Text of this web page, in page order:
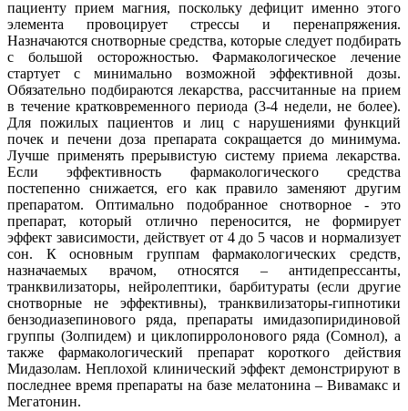
пациенту прием магния, поскольку дефицит именно этого
элемента провоцирует стрессы и перенапряжения.
Назначаются снотворные средства, которые следует подбирать
с большой осторожностью. Фармакологическое лечение
стартует с минимально возможной эффективной дозы.
Обязательно подбираются лекарства, рассчитанные на прием
в течение кратковременного периода (3-4 недели, не более).
Для пожилых пациентов и лиц с нарушениями функций
почек и печени доза препарата сокращается до минимума.
Лучше применять прерывистую систему приема лекарства.
Если эффективность фармакологического средства
постепенно снижается, его как правило заменяют другим
препаратом. Оптимально подобранное снотворное - это
препарат, который отлично переносится, не формирует
эффект зависимости, действует от 4 до 5 часов и нормализует
сон. К основным группам фармакологических средств,
назначаемых врачом, относятся – антидепрессанты,
транквилизаторы, нейролептики, барбитураты (если другие
снотворные не эффективны), транквилизаторы-гипнотики
бензодиазепинового ряда, препараты имидазопиридиновой
группы (Золпидем) и циклопирролонового ряда (Сомнол), а
также фармакологический препарат короткого действия
Мидазолам. Неплохой клинический эффект демонстрируют в
последнее время препараты на базе мелатонина – Вивамакс и
Мегатонин.